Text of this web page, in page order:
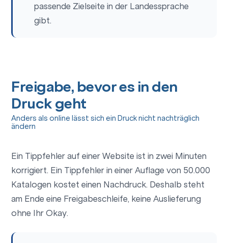
passende Zielseite in der Landessprache
gibt.
Freigabe, bevor es in den
Druck geht
Anders als online lässt sich ein Druck nicht nachträglich
ändern
Ein Tippfehler auf einer Website ist in zwei Minuten
korrigiert. Ein Tippfehler in einer Auflage von 50.000
Katalogen kostet einen Nachdruck. Deshalb steht
am Ende eine Freigabeschleife, keine Auslieferung
ohne Ihr Okay.